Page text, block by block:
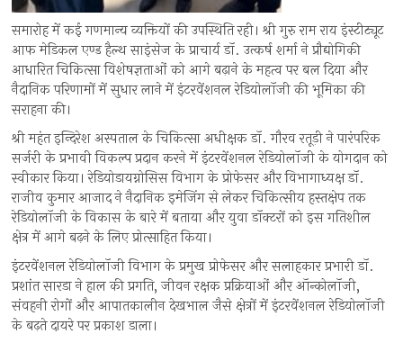
समारोह में कई गणमान्य व्यक्तियों की उपस्थिति रही। श्री गुरु राम राय इंस्टीट्यूट
आफ मेडिकल एण्ड हैल्थ साइंसेज के प्राचार्य डॉ. उत्कर्ष शर्मा ने प्रौद्योगिकी
आधारित चिकित्सा विशेषज्ञताओं को आगे बढ़ाने के महत्व पर बल दिया और
नैदानिक परिणामों में सुधार लाने में इंटरवेंशनल रेडियोलॉजी की भूमिका की
सराहना की।
श्री महंत इन्दिरेश अस्पताल के चिकित्सा अधीक्षक डॉ. गौरव रतूड़ी ने पारंपरिक
सर्जरी के प्रभावी विकल्प प्रदान करने में इंटरवेंशनल रेडियोलॉजी के योगदान को
स्वीकार किया। रेडियोडायग्नोसिस विभाग के प्रोफेसर और विभागाध्यक्ष डॉ.
राजीव कुमार आजाद ने नैदानिक इमेजिंग से लेकर चिकित्सीय हस्तक्षेप तक
रेडियोलॉजी के विकास के बारे में बताया और युवा डॉक्टरों को इस गतिशील
क्षेत्र में आगे बढ़ने के लिए प्रोत्साहित किया।
इंटरवेंशनल रेडियोलॉजी विभाग के प्रमुख प्रोफेसर और सलाहकार प्रभारी डॉ.
प्रशांत सारडा ने हाल की प्रगति, जीवन रक्षक प्रक्रियाओं और ऑन्कोलॉजी,
संवहनी रोगों और आपातकालीन देखभाल जैसे क्षेत्रों में इंटरवेंशनल रेडियोलॉजी
के बढ़ते दायरे पर प्रकाश डाला।